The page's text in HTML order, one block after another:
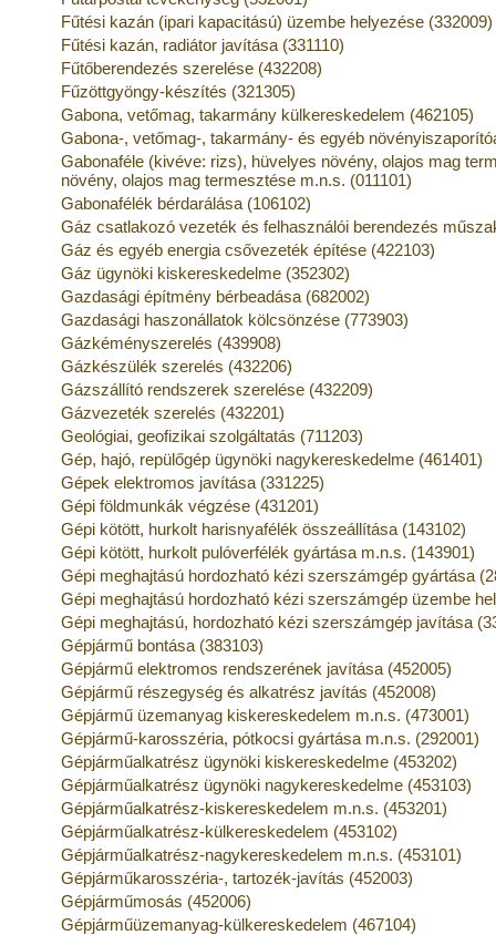
Fűtési kazán (ipari kapacitású) üzembe helyezése (332009)
Fűtési kazán, radiátor javítása (331110)
Fűtőberendezés szerelése (432208)
Fűzöttgyöngy-készítés (321305)
Gabona, vetőmag, takarmány külkereskedelem (462105)
Gabona-, vetőmag-, takarmány- és egyéb
Gabonaféle (kivéve: rizs), hüvelyes növény, olajos mag
növény, olajos mag termesztése m.n.s. (011101)
Gabonafélék bérdarálása (106102)
Gáz csatlakozó vezeték és felhasználói berendezés
Gáz és egyéb energia csővezeték építése (422103)
Gáz ügynöki kiskereskedelme (352302)
Gazdasági építmény bérbeadása (682002)
Gazdasági haszonállatok kölcsönzése (773903)
Gázkéményszerelés (439908)
Gázkészülék szerelés (432206)
Gázszállító rendszerek szerelése (432209)
Gázvezeték szerelés (432201)
Geológiai, geofizikai szolgáltatás (711203)
Gép, hajó, repülőgép ügynöki nagykereskedelme (461401)
Gépek elektromos javítása (331225)
Gépi földmunkák végzése (431201)
Gépi kötött, hurkolt harisnyafélék összeállítása (143102)
Gépi kötött, hurkolt pulóverfélék gyártása m.n.s. (143901)
Gépi meghajtású hordozható kézi szerszámgép gyártása
Gépi meghajtású hordozható kézi szerszámgép üzembe
Gépi meghajtású, hordozható kézi szerszámgép javítása
Gépjármű bontása (383103)
Gépjármű elektromos rendszerének javítása (452005)
Gépjármű részegység és alkatrész javítás (452008)
Gépjármű üzemanyag kiskereskedelem m.n.s. (473001)
Gépjármű-karosszéria, pótkocsi gyártása m.n.s. (292001)
Gépjárműalkatrész ügynöki kiskereskedelme (453202)
Gépjárműalkatrész ügynöki nagykereskedelme (453103)
Gépjárműalkatrész-kiskereskedelem m.n.s. (453201)
Gépjárműalkatrész-külkereskedelem (453102)
Gépjárműalkatrész-nagykereskedelem m.n.s. (453101)
Gépjárműkarosszéria-, tartozék-javítás (452003)
Gépjárműmosás (452006)
Gépjárműüzemanyag-külkereskedelem (467104)